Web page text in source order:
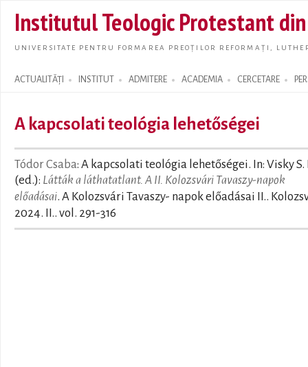
main
Institutul Teologic Protestant
UNIVERSITATE PENTRU FORMAREA PREOȚILOR REFORMAȚI,
ACTUALITĂȚI INSTITUT ADMITERE ACADEMIA CERCETARE
Search form
A kapcsolati teológia lehetőségei
Tódor Csaba: A kapcsolati teológia lehetőségei. In: Visky S.
(ed.): Látták a láthatatlant. A II. Kolozsvári Tavaszy-napok
előadásai. A Kolozsvári Tavaszy- napok előadásai II..
2024. II.. vol. 291-316